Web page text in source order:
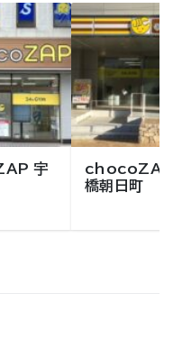
宇
chocoZAP
橋朝日町